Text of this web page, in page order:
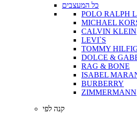
כל המעצבים
POLO RALPH
MICHAEL
CALVIN KLEIN
LEVI`S
TOMMY
DOLCE &
RAG & BONE
ISABEL
BURBERRY
ZIMMERMANN
קנה לפי